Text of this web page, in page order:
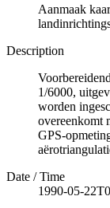
Aanmaak
Description
1/6000,
worden
overeenkomt
GPS-
Date / Time
1990-05-